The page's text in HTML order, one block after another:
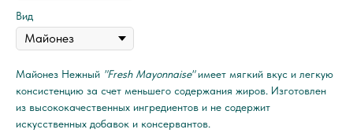
Вид
Майонез Нежный "Fresh Mayonnaise"имеет мягкий вкус и легкую
консистенцию за счет меньшего содержания жиров. Изготовлен
из высококачественных ингредиентов и не содержит
искусственных добавок и консервантов.